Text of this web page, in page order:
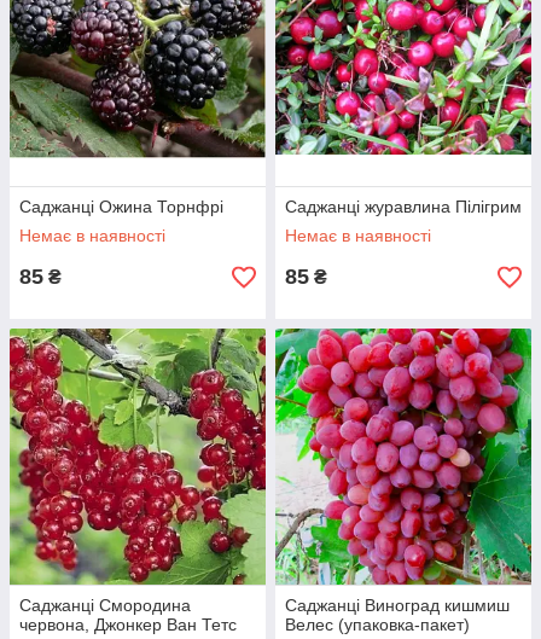
Саджанці Ожина Торнфрі
Немає в наявності
85 ₴
Саджанці журавлина Пілігрим
Немає в наявності
85 ₴
Саджанці Смородина
червона, Джонкер Ван Тетс
Саджанці Виноград кишмиш
Велес (упаковка-пакет)